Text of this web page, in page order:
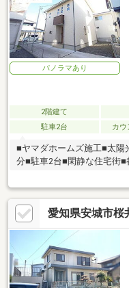
パノラマあり
2階建て
駐車2台
カウ
■ヤマダホームズ施工■太陽
分■駐車2台■閑静な住宅街■
愛知県安城市桜